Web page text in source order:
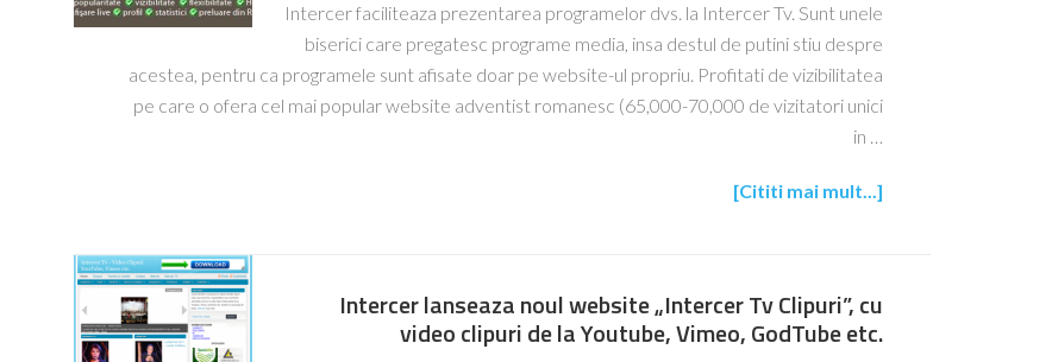
Intercer faciliteaza prezentarea programelor dvs. la Intercer Tv. Sunt unele
biserici care pregatesc programe media, insa destul de putini stiu despre
acestea, pentru ca programele sunt afisate doar pe website-ul propriu. Profitati de vizibilitatea
pe care o ofera cel mai popular website adventist romanesc (65,000-70,000 de vizitatori unici
in …
[Cititi mai mult...]
Intercer lanseaza noul website „Intercer Tv Clipuri”, cu
video clipuri de la Youtube, Vimeo, GodTube etc.